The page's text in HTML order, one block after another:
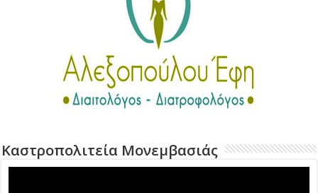
Καστροπολιτεία Μονεμβασιάς